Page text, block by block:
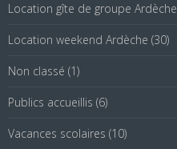
Location gîte de groupe Ardèche
Location weekend Ardèche (30)
Non classé (1)
Publics accueillis (6)
Vacances scolaires (10)